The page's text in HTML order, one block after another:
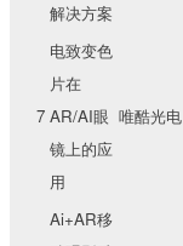
解决方案
7
电致变色
片在
AR/AI眼
镜上的应
用
唯酷光电
Ai+AR移